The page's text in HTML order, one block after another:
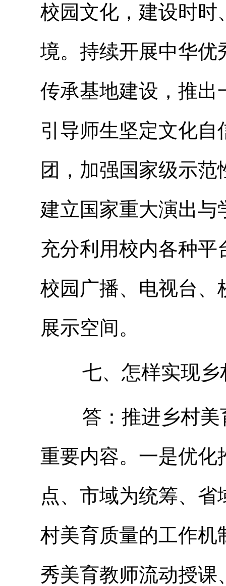
校园文化，建设时时
境。持续开展中华优
传承基地建设，推出
引导师生坚定文化
团，加强国家级示
建立国家重大演出与
充分利用校内各种
校园广播、电视台、
展示空间。
七、怎样实现乡
答：推进乡村美
重要内容。一是优化
点、市域为统筹、
村美育质量的工作机
秀美育教师流动授课